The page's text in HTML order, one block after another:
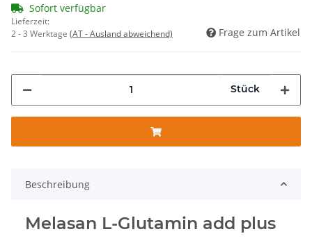
Sofort verfügbar
Lieferzeit:
2 - 3 Werktage (AT - Ausland abweichend) Frage zum Artikel
Stück
Beschreibung
Melasan L-Glutamin add plus